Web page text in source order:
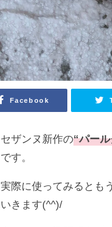
Facebook
セザンヌ新作の“パー
です。
実際に使ってみるとも
いきます(^^)/